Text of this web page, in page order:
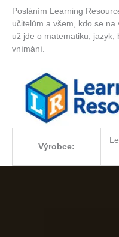
Posláním Learning
učitelům a všem, kdo se
už jde o matematiku, jazyk,
vnímání.
Výrobce: